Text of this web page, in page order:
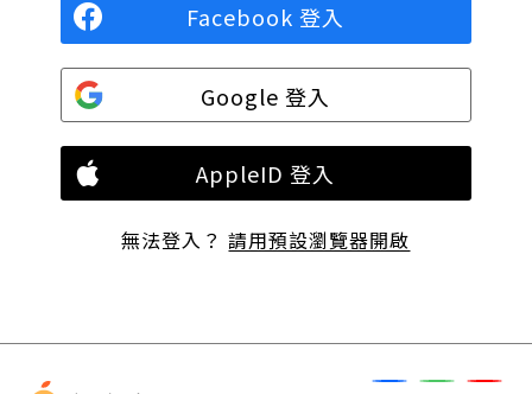
Facebook 登入
Google 登入
AppleID 登入
無法登入？請用預設瀏覽器開啟